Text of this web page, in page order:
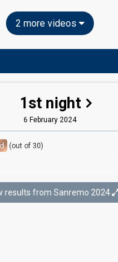
2 more videos
1st night
6 February 2024
(out of 30)
2nd night
results from Sanremo 2024